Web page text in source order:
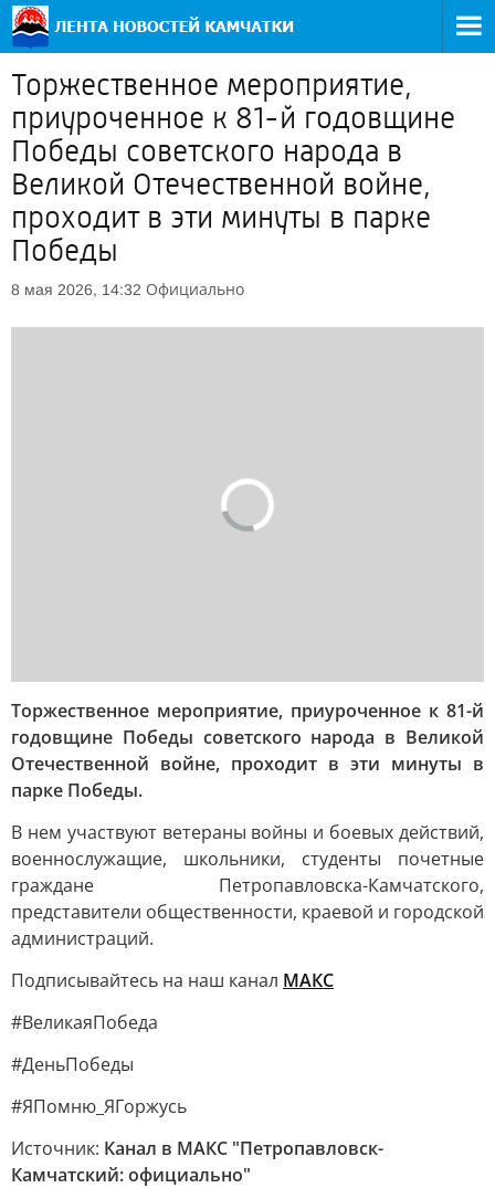
Торжественное мероприятие,
приуроченное к 81-й годовщине
Победы советского народа в
Великой Отечественной войне,
проходит в эти минуты в парке
Победы
8 мая 2026, 14:32 Официально
Торжественное мероприятие, приуроченное к 81-й
годовщине Победы советского народа в Великой
Отечественной войне, проходит в эти минуты в
парке Победы.
В нем участвуют ветераны войны и боевых действий,
военнослужащие, школьники, студенты почетные
граждане Петропавловска-Камчатского,
представители общественности, краевой и городской
администраций.
Подписывайтесь на наш канал МАКС
#ВеликаяПобеда
#ДеньПобеды
#ЯПомню_ЯГоржусь
Источник: Канал в МАКС "Петропавловск-
Камчатский: официально"